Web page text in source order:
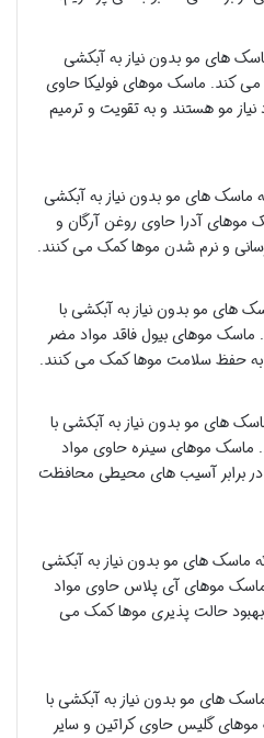
های مو بدون نیاز به آبکشی
می کند. ماسک موهای فولیکا حاوی
مو هستند و به تقویت و ترمیم
ماسک های مو بدون نیاز به آبکشی
موهای آدرا حاوی روغن آرگان و
و نرم شدن موها کمک می کنند.
های مو بدون نیاز به آبکشی با
ماسک موهای بیول فاقد مواد مضر
به حفظ سلامت موها کمک می کنند.
های مو بدون نیاز به آبکشی با
ماسک موهای سینره حاوی مواد
در برابر آسیب های محیطی محافظت
ماسک های مو بدون نیاز به آبکشی
موهای آی پلاس حاوی مواد
بهبود حالت پذیری موها کمک می
های مو بدون نیاز به آبکشی با
موهای گلیس حاوی کراتین و سایر